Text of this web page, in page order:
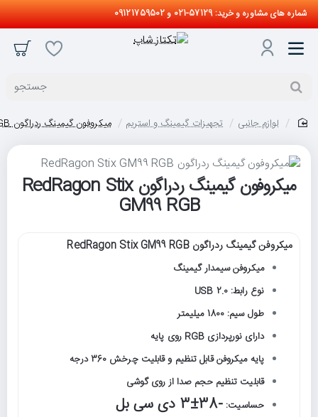
شماره های مشاوره و خرید: 57129-021 و 09121759502
جستجو
لوازم جانبی تجهیزات گیمینگ و استریم میکروفون گیمینگ ردراگون RedRagon Stix GM99 RGB
حراج
میکروفون گیمینگ ردراگون RedRagon Stix
GM99 RGB
میکروفن گیمینگ ردراگون RedRagon Stix GM99 RGB
میکروفن سیمدار گیمینگ
نوع رابط: USB 2.0
طول سیم: 1800 میلیمتر
دارای نورپردازی RGB روی پایه
پایه میکروفن قابل تنظیم و قابلیت چرخش 360 درجه
قابلیت تنظیم حجم صدا از روی گوشی
حساسیت: -38±3 دی سی بل